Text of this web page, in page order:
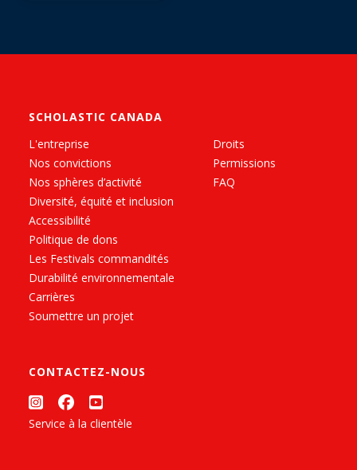
SCHOLASTIC CANADA
L'entreprise
Nos convictions
Nos sphères d’activité
Diversité, équité et inclusion
Accessibilité
Politique de dons
Les Festivals commandités
Durabilité environnementale
Carrières
Soumettre un projet
Droits
Permissions
FAQ
CONTACTEZ-NOUS
Service à la clientèle